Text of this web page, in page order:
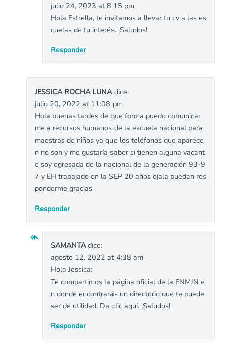
julio 24, 2023 at 8:15 pm
Hola Estrella, te invitamos a llevar tu cv a las es
cuelas de tu interés. ¡Saludos!
Responder
JESSICA ROCHA LUNAdice:
julio 20, 2022 at 11:08 pm
Hola buenas tardes de que forma puedo comunicar
me a recursos humanos de la escuela nacional para
maestras de niños ya que los teléfonos que aparece
n no son y me gustaría saber si tienen alguna vacant
e soy egresada de la nacional de la generación 93-9
7 y EH trabajado en la SEP 20 años ojala puedan res
ponderme gracias
Responder
SAMANTAdice:
agosto 12, 2022 at 4:38 am
Hola Jessica:
Te compartimos la página oficial de la ENMJN e
n donde encontrarás un directorio que te puede
ser de utilidad. Da clic aquí. ¡Saludos!
Responder